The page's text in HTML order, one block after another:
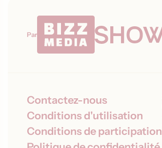
Par
Contactez-nous
Conditions d'utilisation
Conditions de participation